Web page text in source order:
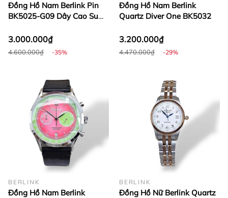
Đồng Hồ Nam Berlink Pin
BK5025-G09 Dây Cao Su
Mặt Đen
3.000.000₫
4.600.000₫ -35%
Đồng Hồ Nam Berlink
Quartz Diver One BK5032
3.200.000₫
4.470.000₫ -29%
BERLINK
Đồng Hồ Nam Berlink
BERLINK
Đồng Hồ Nữ Berlink Quartz